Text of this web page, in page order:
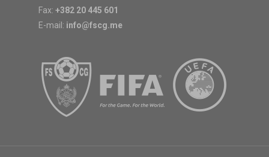
Fax: +382 20 445 601
E-mail: info@fscg.me